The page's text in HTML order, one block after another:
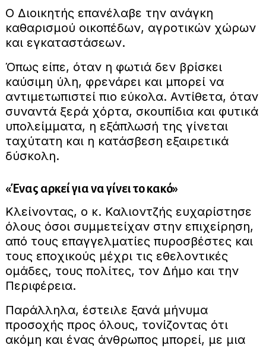
Ο Διοικητής επανέλαβε την ανάγκη
καθαρισμού οικοπέδων, αγροτικών χώρων
και εγκαταστάσεων.
Όπως είπε, όταν η φωτιά δεν βρίσκει
καύσιμη ύλη, φρενάρει και μπορεί να
αντιμετωπιστεί πιο εύκολα. Αντίθετα, όταν
συναντά ξερά χόρτα, σκουπίδια και φυτικά
υπολείμματα, η εξάπλωσή της γίνεται
ταχύτατη και η κατάσβεση εξαιρετικά
δύσκολη.
«Ένας αρκεί για να γίνει το κακό»
Κλείνοντας, ο κ. Καλιοντζής ευχαρίστησε
όλους όσοι συμμετείχαν στην επιχείρηση,
από τους επαγγελματίες πυροσβέστες και
τους εποχικούς μέχρι τις εθελοντικές
ομάδες, τους πολίτες, τον Δήμο και την
Περιφέρεια.
Παράλληλα, έστειλε ξανά μήνυμα
προσοχής προς όλους, τονίζοντας ότι
ακόμη και ένας άνθρωπος μπορεί, με μια